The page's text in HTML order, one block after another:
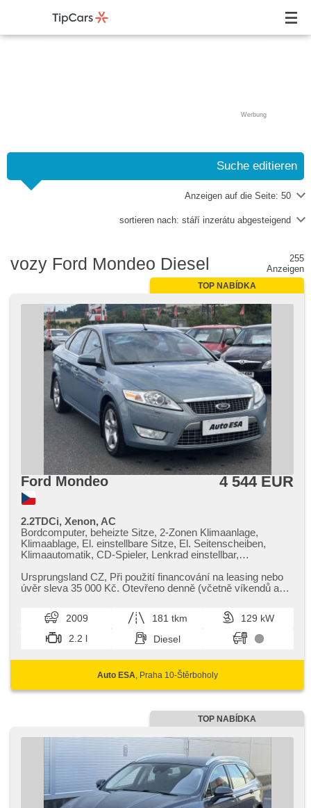
Werbung
Suche editieren
Anzeigen auf die Seite: 50
sortieren nach: stáří inzerátu abgesteigend
vozy Ford Mondeo Diesel
255
Anzeigen
TOP NABÍDKA
Ford Mondeo 4 544 EUR
2.2TDCi, Xenon, AC
Bordcomputer, beheizte Sitze, 2-Zonen Klimaanlage,
Klimaablage, El. einstellbare Sitze, El. Seitenscheiben,
Klimaautomatik, CD-Spieler, Lenkrad einstellbar,
Scheinwerferwaschanlagen, Servolenkung,
Zentralverriegelung, beheizte Frontscheibe,
Funkfernbedienung, Elektronisches Stabilitätsprogramm
(ESP), Nebelscheinwerfer, ABS, isofix
Ursprungsland CZ,​ Při použití financování na leasing nebo
úvěr sleva 35 000 Kč. Otevřeno denně (včetně víkendů a
2009 181 tkm
129 kW
2.2 l
Diesel
Auto ESA , Praha 10-Štěrboholy
TOP NABÍDKA